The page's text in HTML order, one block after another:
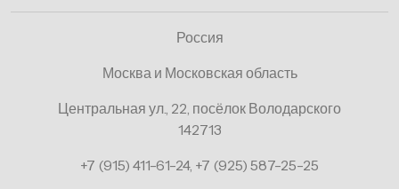
Россия
Москва и Московская область
Центральная ул., 22, посёлок Володарского
142713
+7 (915) 411-61-24, +7 (925) 587-25-25